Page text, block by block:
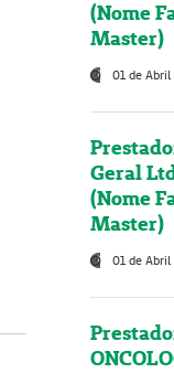
(Nome
Master)
01 de
Geral
(Nome
Master)
01 de